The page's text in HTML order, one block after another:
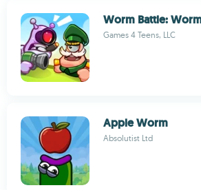
Worm Battle:
Games 4 Teens, LLC
Apple Worm
Absolutist Ltd